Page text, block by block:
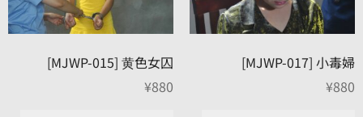
[MJWP-015] 黄色女囚
¥880
[MJWP-017] 小毒婦
¥880